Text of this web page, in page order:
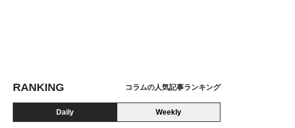
RANKING コラムの人気記事ランキング
Daily Weekly